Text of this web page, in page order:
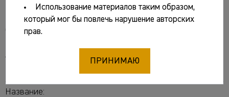
Основные сведения
Авторы:
Название:
Использование материалов таким образом,
который мог бы повлечь нарушение авторских
прав.
ПРИНИМАЮ